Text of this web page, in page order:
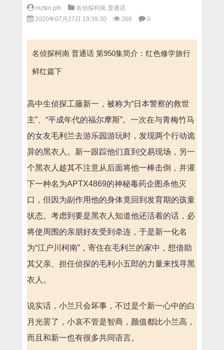
mztkn pth
名侦探柯南 普通话
2020年07月27日 19:39:30
208 0
名侦探柯南 普通话 第950集简介：红色修学旅行
鲜红篇下
高中生侦探工藤新一，被称为“日本警察的救世
主”、“平成年代的福尔摩斯”。一次在与青梅竹马
的女友毛利兰去游乐园游玩时，发现两个行动诡
异的黑衣人。新一跟踪他们直到交易现场，另一
个黑衣人趁其不注意从后面将他一棒击倒，并灌
下一种名为APTX4869的神秘毒药企图杀他灭
口，但因为副作用他的身体竟回到发育期的孩童
状态。考虑到要是黑衣人知道他还活着的话，必
将使周围的亲朋好友受到牵连，于是新一化名
为“江户川柯南”，寄住在毛利兰的家中，想借助
其父亲、担任侦探的毛利小五郎的力量来找寻黑
衣人。
说实话，小兰只会坏事，不过是个新一心中的白
月光罢了，小哀不管是智商，颜值都比小兰高，
而且和新一也有很多共同语言。